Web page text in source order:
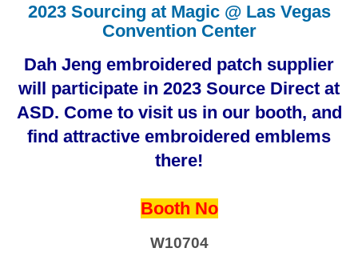
2023 Sourcing at Magic @ Las Vegas
Convention Center
Dah Jeng embroidered patch supplier
will participate in 2023 Source Direct at
ASD. Come to visit us in our booth, and
find attractive embroidered emblems
there!
Booth No
W10704